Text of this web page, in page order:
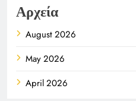
Αρχεία
August 2026
May 2026
April 2026